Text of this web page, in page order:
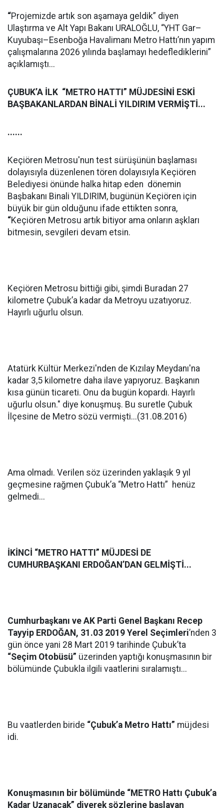
“Projemizde artık son aşamaya geldik” diyen
Ulaştırma ve Alt Yapı Bakanı URALOĞLU, “YHT Gar–
Kuyubaşı–Esenboğa Havalimanı Metro Hattı’nın yapım
çalışmalarına 2026 yılında başlamayı hedeflediklerini”
açıklamıştı...
ÇUBUK’A İLK “METRO HATTI” MÜJDESİNİ ESKİ
BAŞBAKANLARDAN BİNALİ YILDIRIM VERMİŞTİ...
......
Keçiören Metrosu'nun test sürüşünün başlaması
dolayısıyla düzenlenen tören dolayısıyla Keçiören
Belediyesi önünde halka hitap eden dönemin
Başbakanı Binali YILDIRIM, bugünün Keçiören için
büyük bir gün olduğunu ifade ettikten sonra,
“Keçiören Metrosu artık bitiyor ama onların aşkları
bitmesin, sevgileri devam etsin.
Keçiören Metrosu bittiği gibi, şimdi Buradan 27
kilometre Çubuk’a kadar da Metroyu uzatıyoruz.
Hayırlı uğurlu olsun.
Atatürk Kültür Merkezi'nden de Kızılay Meydanı'na
kadar 3,5 kilometre daha ilave yapıyoruz. Başkanın
kısa günün ticareti. Onu da bugün kopardı. Hayırlı
uğurlu olsun." diye konuşmuş. Bu suretle Çubuk
İlçesine de Metro sözü vermişti...(31.08.2016)
Ama olmadı. Verilen söz üzerinden yaklaşık 9 yıl
geçmesine rağmen Çubuk’a “Metro Hattı” henüz
gelmedi...
İKİNCİ “METRO HATTI” MÜJDESİ DE
CUMHURBAŞKANI ERDOĞAN’DAN GELMİŞTİ...
Cumhurbaşkanı ve AK Parti Genel Başkanı Recep
Tayyip ERDOĞAN, 31.03 2019 Yerel Seçimleri’nden 3
gün önce yani 28 Mart 2019 tarihinde Çubuk’ta
“Seçim Otobüsü” üzerinden yaptığı konuşmasının bir
bölümünde Çubukla ilgili vaatlerini sıralamıştı...
Bu vaatlerden biride “Çubuk’a Metro Hattı” müjdesi
idi.
Konuşmasının bir bölümünde “METRO Hattı Çubuk’a
Kadar Uzanacak” diyerek sözlerine başlayan